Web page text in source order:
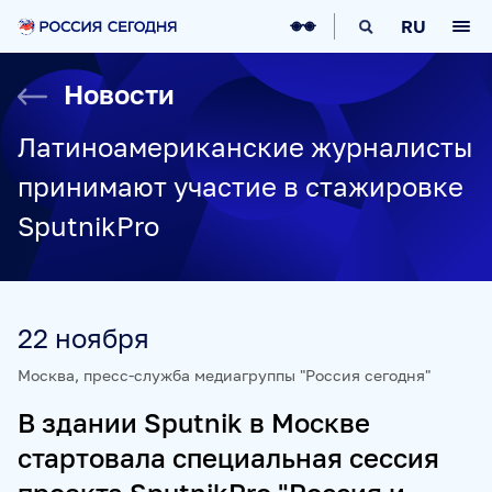
О НАС
О МЕДИАГРУППЕ
ИСТОРИЯ
СОЦИАЛЬНАЯ ОТВЕТСТВЕННОСТЬ
РУКОВОДСТВО
КАРЬЕРА
СТАЖИРОВКА
IT-ВОЗМОЖНОСТИ
НАГРАДЫ
НАШИ СМИ
РИА НОВОСТИ
СОЦИАЛЬНЫЙ НАВИГАТОР
ПРОЕКТЫ
SPUTNIKPRO
КОНКУРС ИМЕНИ СТЕНИНА
ФЕСТИВАЛЬ KOKTEBEL JAZZ PARTY
RU
Новости
Латиноамериканские журналисты
принимают участие в стажировке
SputnikPro
22 ноября
Москва, пресс-служба медиагруппы "Россия сегодня"
В здании Sputnik в Москве
стартовала специальная сессия